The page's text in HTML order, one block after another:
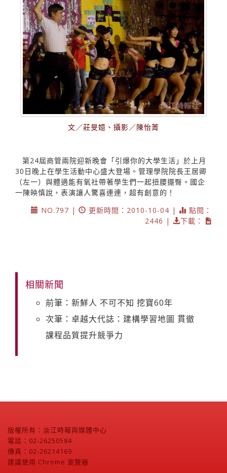
文／莊旻嬑、攝影／陳怡菁
第24屆商管兩院迎新晚會「引爆你的大學生活」於上月
30日晚上在學生活動中心盛大登場。管理學院院長王居卿
（左一）與體適能有氧社帶著學生們一起扭腰擺臀。國企
一陳映慎說，表演讓人驚喜連連，超有創意的！
NO.797 |
更新時間：2010-10-04 |
點閱：
2446 |
下載：
相關新聞
前筆：新鮮人 不可不知 挖寶60年
次筆：卓越大代誌：建構學習地圖 貫徹
課程品質提升競爭力
版權所有：淡江時報與媒體中心
電話：02-26250584
傳真：02-26214169
建議使用 Chrome 瀏覽器